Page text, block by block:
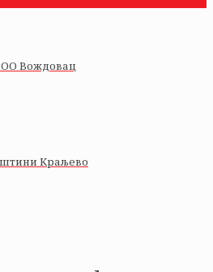
ОО Вождовац
Краљево